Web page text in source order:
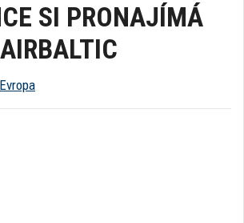
SI PRONAJÍMÁ
Evropa